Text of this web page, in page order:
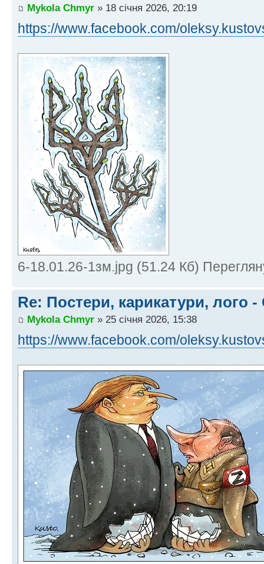
Mykola Chmyr » 18 січня 2026, 20:19
https://www.facebook.com/
6-18.01.26-1зм.jpg (51.24 Кб)
Re: Постери, карикатури, лого
Mykola Chmyr » 25 січня 2026, 15:38
https://www.facebook.com/